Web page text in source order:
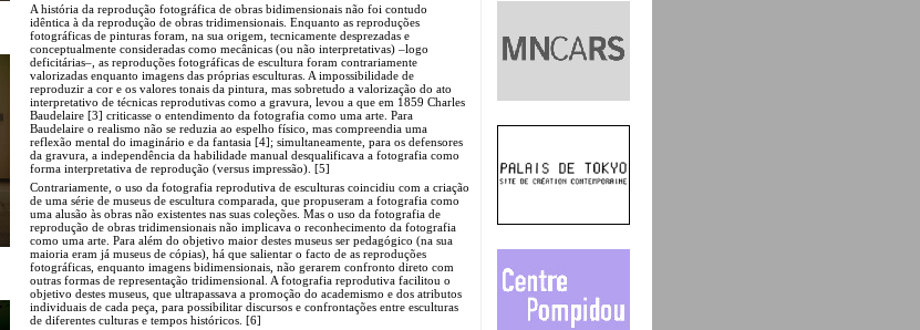
A história da reprodução fotográfica de obras bidimensionais não foi contudo
idêntica à da reprodução de obras tridimensionais. Enquanto as reproduções
fotográficas de pinturas foram, na sua origem, tecnicamente desprezadas e
conceptualmente consideradas como mecânicas (ou não interpretativas) –logo
deficitárias–, as reproduções fotográficas de escultura foram contrariamente
valorizadas enquanto imagens das próprias esculturas. A impossibilidade de
reproduzir a cor e os valores tonais da pintura, mas sobretudo a valorização do ato
interpretativo de técnicas reprodutivas como a gravura, levou a que em 1859 Charles
Baudelaire [3] criticasse o entendimento da fotografia como uma arte. Para
Baudelaire o realismo não se reduzia ao espelho físico, mas compreendia uma
reflexão mental do imaginário e da fantasia [4]; simultaneamente, para os defensores
da gravura, a independência da habilidade manual desqualificava a fotografia como
forma interpretativa de reprodução (versus impressão). [5]
Contrariamente, o uso da fotografia reprodutiva de esculturas coincidiu com a criação
de uma série de museus de escultura comparada, que propuseram a fotografia como
uma alusão às obras não existentes nas suas coleções. Mas o uso da fotografia de
reprodução de obras tridimensionais não implicava o reconhecimento da fotografia
como uma arte. Para além do objetivo maior destes museus ser pedagógico (na sua
maioria eram já museus de cópias), há que salientar o facto de as reproduções
fotográficas, enquanto imagens bidimensionais, não gerarem confronto direto com
outras formas de representação tridimensional. A fotografia reprodutiva facilitou o
objetivo destes museus, que ultrapassava a promoção do academismo e dos atributos
individuais de cada peça, para possibilitar discursos e confrontações entre esculturas
de diferentes culturas e tempos históricos. [6]